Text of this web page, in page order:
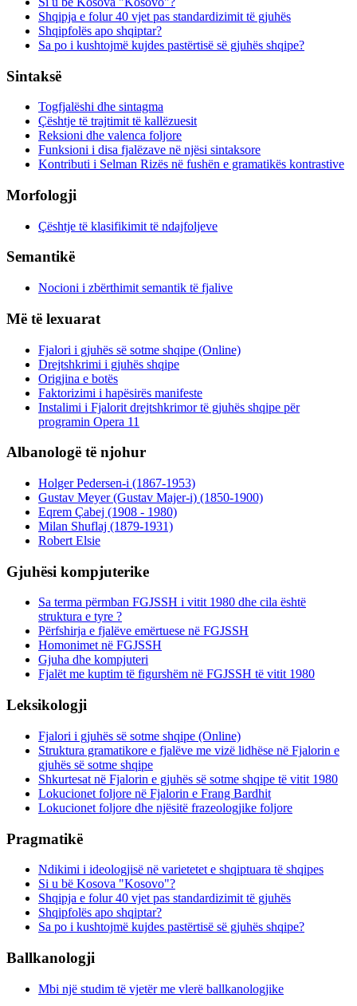
Shqipja e folur 40 vjet pas standardizimit të gjuhës
Shqipfolës apo shqiptar?
Sa po i kushtojmë kujdes pastërtisë së gjuhës shqipe?
Sintaksë
Togfjalëshi dhe sintagma
Çështje të trajtimit të kallëzuesit
Reksioni dhe valenca foljore
Funksioni i disa fjalëzave në njësi sintaksore
Kontributi i Selman Rizës në fushën e gramatikës kontrastive
Morfologji
Çështje të klasifikimit të ndajfoljeve
Semantikë
Nocioni i zbërthimit semantik të fjalive
Më të lexuarat
Fjalori i gjuhës së sotme shqipe (Online)
Drejtshkrimi i gjuhës shqipe
Origjina e botës
Faktorizimi i hapësirës manifeste
Instalimi i Fjalorit drejtshkrimor të gjuhës shqipe për
programin Opera 11
Albanologë të njohur
Holger Pedersen-i (1867-1953)
Gustav Meyer (Gustav Majer-i) (1850-1900)
Eqrem Çabej (1908 - 1980)
Milan Shuflaj (1879-1931)
Robert Elsie
Gjuhësi kompjuterike
Sa terma përmban FGJSSH i vitit 1980 dhe cila është
struktura e tyre ?
Përfshirja e fjalëve emërtuese në FGJSSH
Homonimet në FGJSSH
Gjuha dhe kompjuteri
Fjalët me kuptim të figurshëm në FGJSSH të vitit 1980
Leksikologji
Fjalori i gjuhës së sotme shqipe (Online)
Struktura gramatikore e fjalëve me vizë lidhëse në Fjalorin e
gjuhës së sotme shqipe
Shkurtesat në Fjalorin e gjuhës së sotme shqipe të vitit 1980
Lokucionet foljore në Fjalorin e Frang Bardhit
Lokucionet foljore dhe njësitë frazeologjike foljore
Pragmatikë
Ndikimi i ideologjisë në varietetet e shqiptuara të shqipes
Si u bë Kosova "Kosovo"?
Shqipja e folur 40 vjet pas standardizimit të gjuhës
Shqipfolës apo shqiptar?
Sa po i kushtojmë kujdes pastërtisë së gjuhës shqipe?
Ballkanologji
Mbi një studim të vjetër me vlerë ballkanologjike